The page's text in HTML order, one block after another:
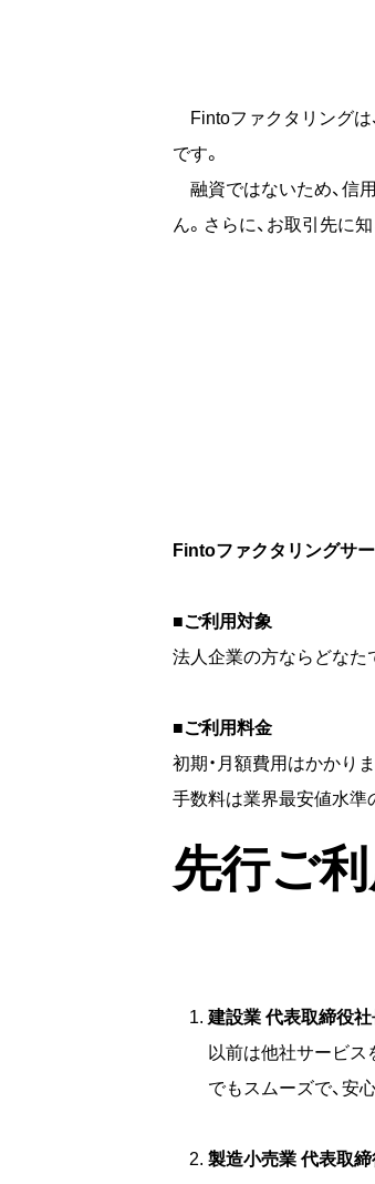
Fintoファクタリングは
です。
融資ではないため、信
ん。さらに、お取引先に
Fintoファクタリングサ
■ご利用対象
法人企業の方ならどなた
■ご利用料金
初期・月額費用はかかり
手数料は業界最安値水準
先行ご
建設業 代表取締役
以前は他社サービス
でもスムーズで、安
製造小売業 代表取